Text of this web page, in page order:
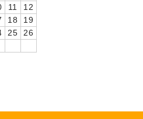
11
12
18
19
25
26